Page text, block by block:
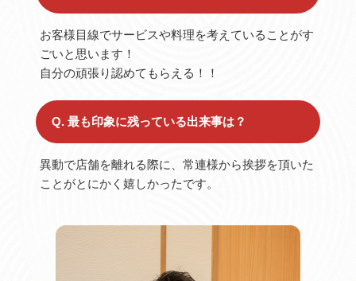
お客様目線でサービスや料理を考えていることがす
ごいと思います！
自分の頑張り認めてもらえる！！
Q. 最も印象に残っている出来事は？
異動で店舗を離れる際に、常連様から挨拶を頂いた
ことがとにかく嬉しかったです。